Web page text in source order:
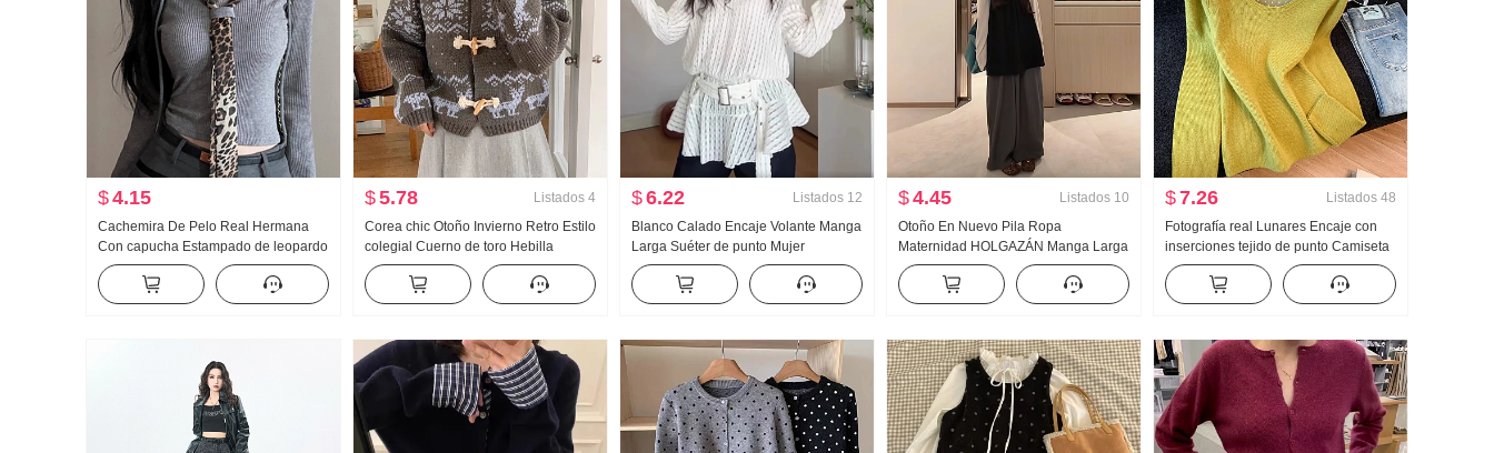
$4.15
Cachemira De Pelo Real Hermana
Con capucha Estampado de leopardo
Corbata Patchwork Manga Larga
Primavera y otoño Nuevo Diseño
Sentido Cuello en V Ajustado
$5.78 Listados 4
Corea chic Otoño Invierno Retro Estilo
colegial Cuerno de toro Hebilla
Contraste de color Jacquard Diseño
Grueso Manga Larga Calor Suéter
$6.22 Listados 12
Blanco Calado Encaje Volante Manga
Larga Suéter de punto Mujer
Primavera y otoño 2026 Nuevo
Entallado Estilo Sudadera Vestido
$4.45 Listados 10
Otoño En Nuevo Pila Ropa
Maternidad HOLGAZÁN Manga Larga
Chaleco Pantalones de pierna ancha
Conjunto de tres piezas Conjunto
$7.26 Listados 48
Fotografía real Lunares Encaje con
inserciones tejido de punto Camiseta
Interior Mujer Otoño Invierno
Avanzado Sentido Interior Partido
Diseño Sentido Ajustado Top